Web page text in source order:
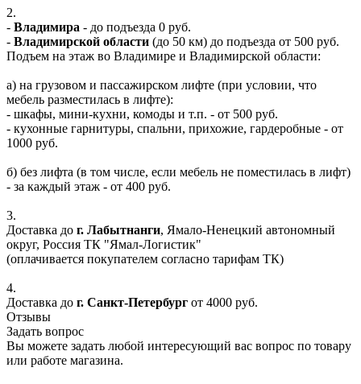
2.
- Владимира - до подъезда 0 руб.
- Владимирской области (до 50 км) до подъезда от 500 руб.
Подъем на этаж во Владимире и Владимирской области:
а) на грузовом и пассажирском лифте (при условии, что
мебель разместилась в лифте):
- шкафы, мини-кухни, комоды и т.п. - от 500 руб.
- кухонные гарнитуры, спальни, прихожие, гардеробные - от
1000 руб.
б) без лифта (в том числе, если мебель не поместилась в лифт)
- за каждый этаж - от 400 руб.
3.
Доставка до г. Лабытнанги, Ямало-Ненецкий автономный
округ, Россия ТК "Ямал-Логистик"
(оплачивается покупателем согласно тарифам ТК)
4.
Доставка до г. Санкт-Петербург от 4000 руб.
Отзывы
Задать вопрос
Вы можете задать любой интересующий вас вопрос по товару
или работе магазина.